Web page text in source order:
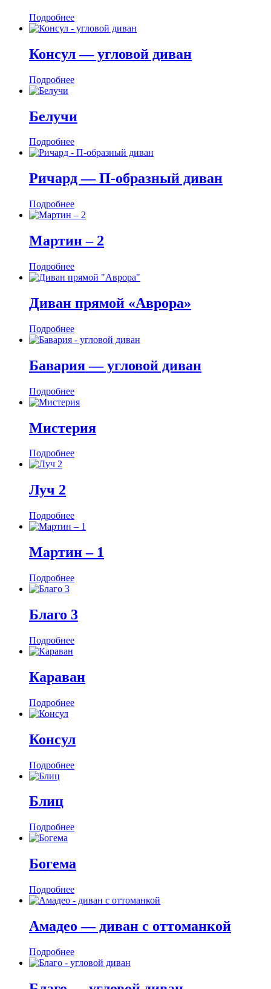
Подробнее
Консул — угловой диван
Подробнее
Белучи
Подробнее
Ричард — П-образный диван
Подробнее
Мартин ‒ 2
Подробнее
Диван прямой «Аврора»
Подробнее
Бавария — угловой диван
Подробнее
Мистерия
Подробнее
Луч 2
Подробнее
Мартин ‒ 1
Подробнее
Благо 3
Подробнее
Караван
Подробнее
Консул
Подробнее
Блиц
Подробнее
Богема
Подробнее
Амадео — диван с оттоманкой
Подробнее